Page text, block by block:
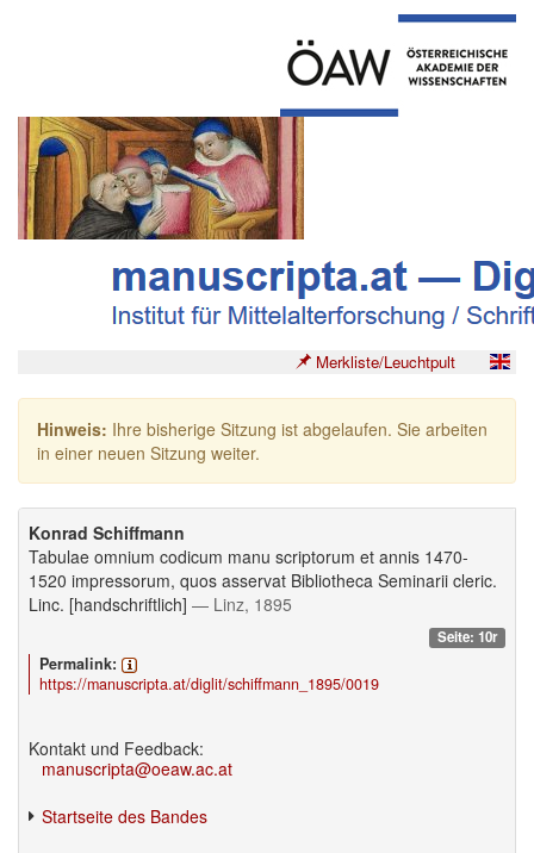
Merkliste/Leuchtpult
Hinweis: Ihre bisherige Sitzung ist abgelaufen. Sie arbeiten
in einer neuen Sitzung weiter.
Konrad Schiffmann
Tabulae omnium codicum manu scriptorum et annis 1470-
1520 impressorum, quos asservat Bibliotheca Seminarii cleric.
Linc. [handschriftlich] — Linz, 1895
Seite: 10r
Permalink:
https://manuscripta.at/diglit/schiffmann_1895/0019
Kontakt und Feedback:
manuscripta@oeaw.ac.at
Startseite des Bandes